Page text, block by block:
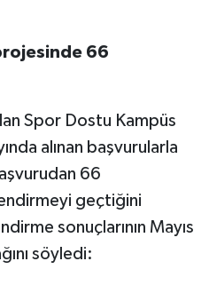
66
Spor Dostu Kampüs
alınan başvurularla
66
geçtiğini
sonuçlarının Mayıs
söyledi: